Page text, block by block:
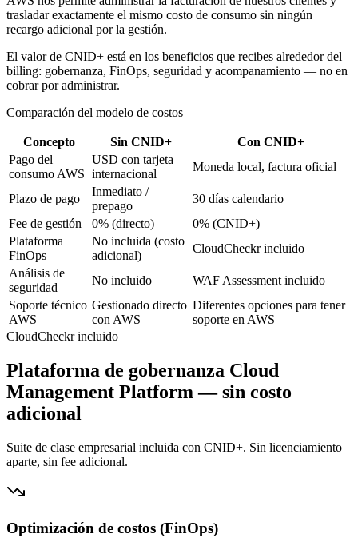
trasladar exactamente el mismo costo de consumo sin ningún
recargo adicional por la gestión.
El valor de CNID+ está en los beneficios que recibes alrededor del
billing: gobernanza, FinOps, seguridad y acompanamiento — no en
cobrar por administrar.
Comparación del modelo de costos
Concepto Sin CNID+
Con CNID+
Pago del
consumo AWS
USD con tarjeta
internacional
Moneda local, factura oficial
Plazo de pago
Inmediato /
prepago
30 días calendario
Fee de gestión
0% (directo)
0% (CNID+)
Plataforma
FinOps
No incluida (costo
adicional)
CloudCheckr incluido
Análisis de
seguridad
No incluido
WAF Assessment incluido
Soporte técnico
AWS
Gestionado directo
con AWS
Diferentes opciones para tener
soporte en AWS
CloudCheckr incluido
Plataforma de gobernanza Cloud
Management Platform — sin costo
adicional
Suite de clase empresarial incluida con CNID+. Sin licenciamiento
aparte, sin fee adicional.
Optimización de costos (FinOps)